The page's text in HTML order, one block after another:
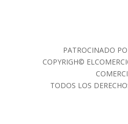
PATROCINADO
COPYRIGH©
TODOS LOS